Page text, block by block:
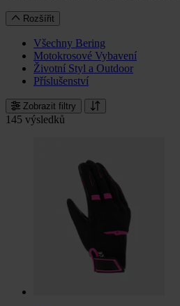
Rozšířit
Všechny Bering
Motokrosové Vybavení
Životní Styl a Outdoor
Příslušenství
Zobrazit filtry
145 výsledků